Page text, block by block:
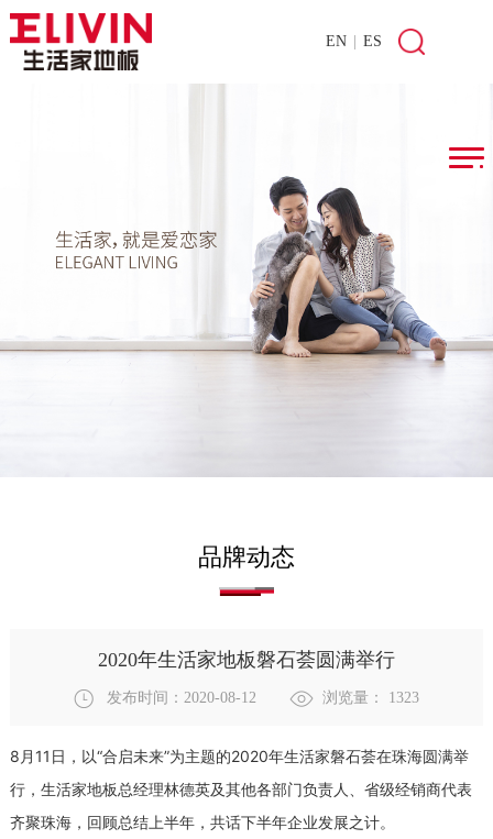
EN ES
品牌动态
2020年生活家地板磐石荟圆满举行
发布时间：2020-08-12 浏览量： 1323
8月11日，以“合启未来”为主题的2020年生活家磐石荟在珠海圆满举
行，生活家地板总经理林德英及其他各部门负责人、省级经销商代表
齐聚珠海，回顾总结上半年，共话下半年企业发展之计。